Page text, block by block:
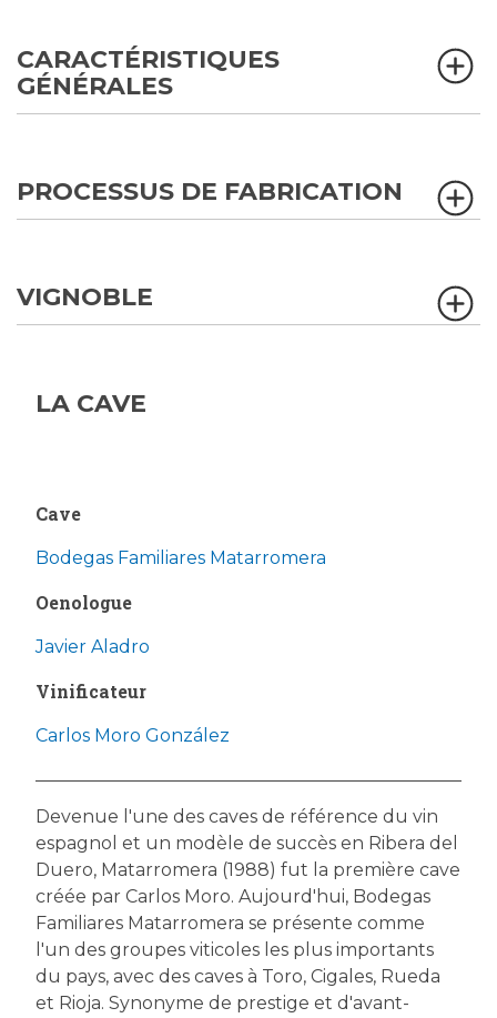
CARACTÉRISTIQUES
GÉNÉRALES
PROCESSUS DE FABRICATION
VIGNOBLE
LA CAVE
Cave
Bodegas Familiares Matarromera
Oenologue
Javier Aladro
Vinificateur
Carlos Moro González
Devenue l'une des caves de référence du vin
espagnol et un modèle de succès en Ribera del
Duero, Matarromera (1988) fut la première cave
créée par Carlos Moro. Aujourd'hui, Bodegas
Familiares Matarromera se présente comme
l'un des groupes viticoles les plus importants
du pays, avec des caves à Toro, Cigales, Rueda
et Rioja. Synonyme de prestige et d'avant-